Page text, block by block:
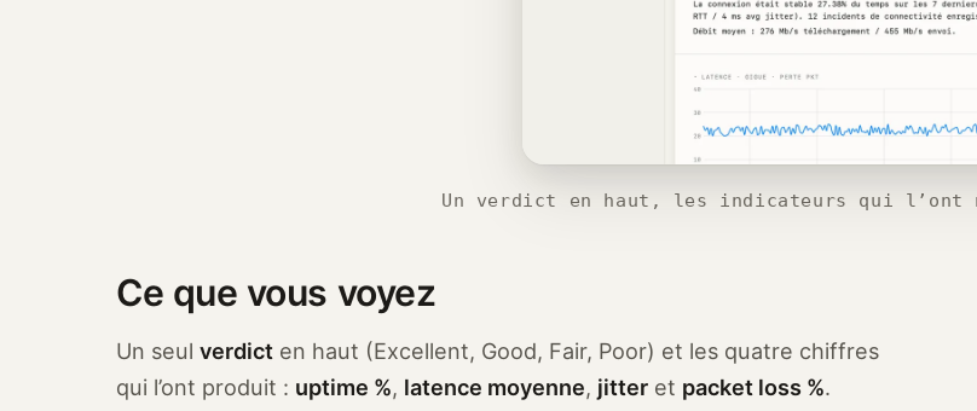
Un verdict en haut, les indicateurs qui l’ont
Ce que vous voyez
Un seul verdict en haut (Excellent, Good, Fair, Poor) et les quatre chiffres
qui l’ont produit : uptime %, latence moyenne, jitter et packet loss %.